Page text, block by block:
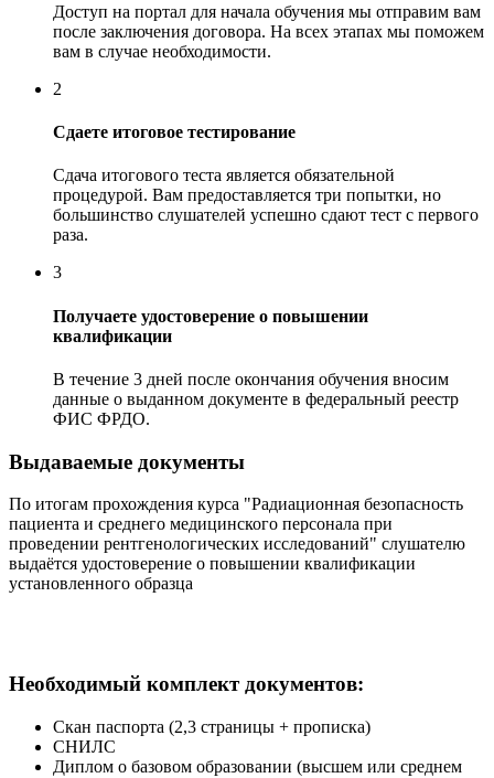
Доступ на портал для начала обучения мы отправим вам
после заключения договора. На всех этапах мы поможем
вам в случае необходимости.
2
Сдаете итоговое тестирование
Сдача итогового теста является обязательной
процедурой. Вам предоставляется три попытки, но
большинство слушателей успешно сдают тест с первого
раза.
3
Получаете удостоверение о повышении
квалификации
В течение 3 дней после окончания обучения вносим
данные о выданном документе в федеральный реестр
ФИС ФРДО.
Выдаваемые документы
По итогам прохождения курса "Радиационная безопасность
пациента и среднего медицинского персонала при
проведении рентгенологических исследований" слушателю
выдаётся удостоверение о повышении квалификации
установленного образца
Необходимый комплект документов:
Скан паспорта (2,3 страницы + прописка)
СНИЛС
Диплом о базовом образовании (высшем или среднем